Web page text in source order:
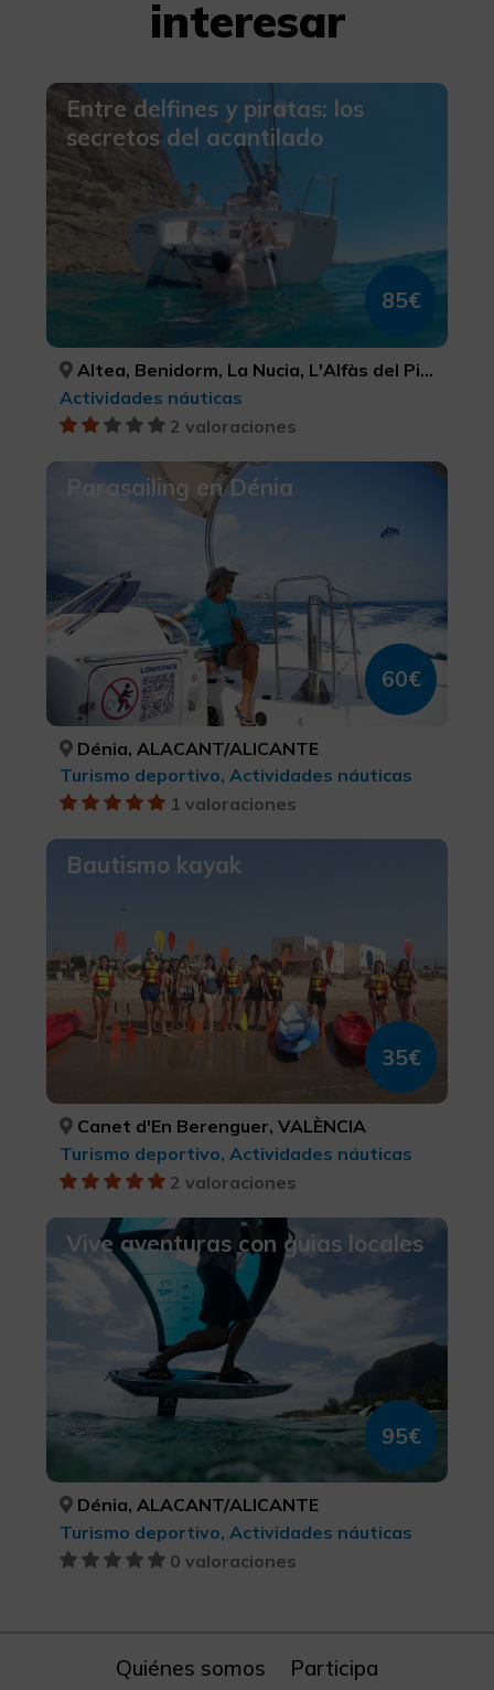
interesar
Entre delfines y piratas: los
secretos del acantilado
85€
Altea, Benidorm, La Nucia, L'Alfàs del Pi, Finestrat, ALACANT/ALICANTE, ALACANT/ALICANTE, ALACANT/ALICANTE, ALACANT/ALICANTE, ALACANT/ALICANTE
Actividades náuticas
2 valoraciones
Parasailing en Dénia
60€
Dénia, ALACANT/ALICANTE
Turismo deportivo, Actividades náuticas
1 valoraciones
Bautismo kayak
35€
Canet d'En Berenguer, VALÈNCIA
Turismo deportivo, Actividades náuticas
2 valoraciones
Vive aventuras con guias locales
95€
Dénia, ALACANT/ALICANTE
Turismo deportivo, Actividades náuticas
0 valoraciones
Quiénes somos
Participa